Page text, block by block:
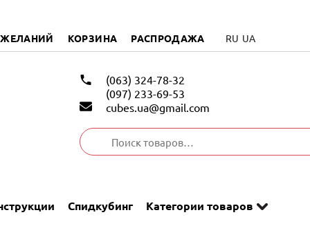
КОРЗИНА РАСПРОДАЖА RU UA
(063) 324-78-32
(097) 233-69-53
cubes.ua@gmail.com
Искать:
Спидкубинг Категории товаров